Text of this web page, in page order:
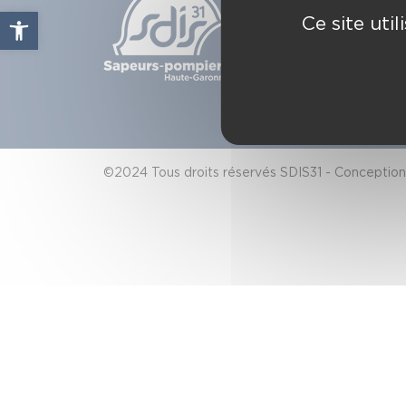
Ouvrir la barre d’outils
C.S.
©2024 Tous droits réservés SDIS31 -
Ce site